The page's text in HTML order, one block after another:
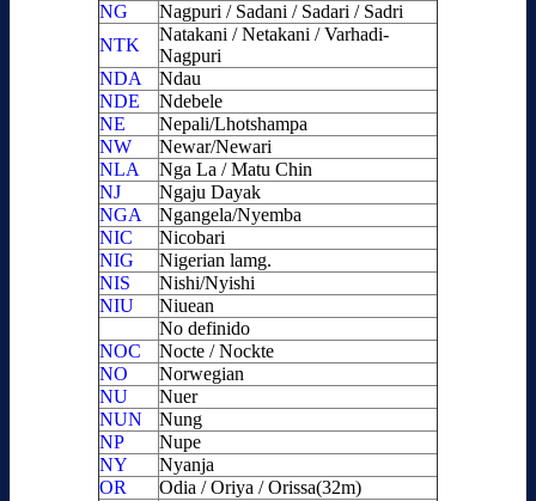
NG
Nagpuri / Sadani / Sadari / Sadri
NTK
Natakani / Netakani / Varhadi-
Nagpuri
NDA
Ndau
NDE
Ndebele
NE
Nepali/Lhotshampa
NW
Newar/Newari
NLA
Nga La / Matu Chin
NJ
Ngaju Dayak
NGA
Ngangela/Nyemba
NIC
Nicobari
NIG
Nigerian lamg.
NIS
Nishi/Nyishi
NIU
Niuean
No definido
NOC
Nocte / Nockte
NO
Norwegian
NU
Nuer
NUN
Nung
NP
Nupe
NY
Nyanja
OR
Odia / Oriya / Orissa(32m)